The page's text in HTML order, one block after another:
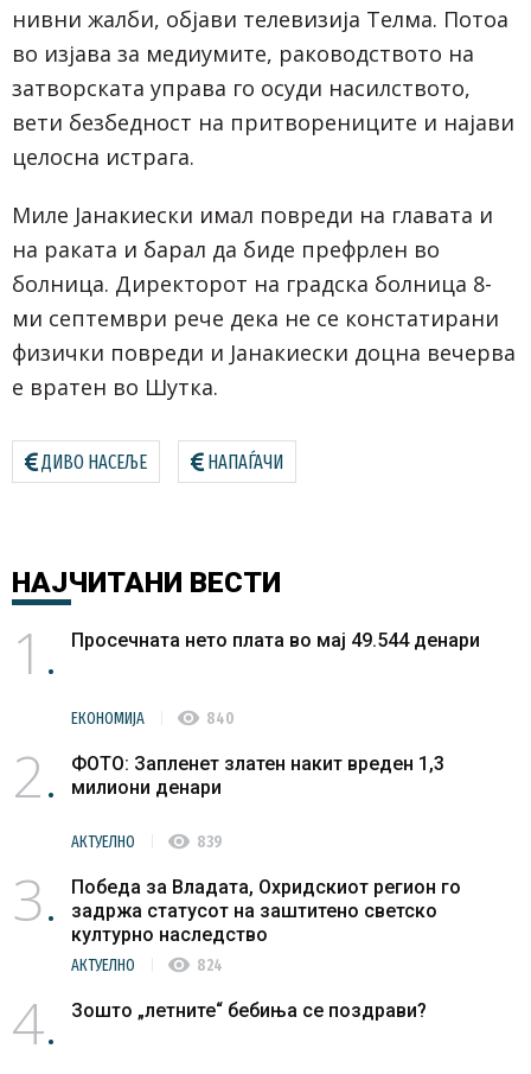
нивни жалби, објави телевизија Телма. Потоа
во изјава за медиумите, раководството на
затворската управа го осуди насилството,
вети безбедност на притворениците и најави
целосна истрага.
Миле Јанакиески имал повреди на главата и
на раката и барал да биде префрлен во
болница. Директорот на градска болница 8-
ми септември рече дека не се констатирани
физички повреди и Јанакиески доцна вечерва
е вратен во Шутка.
ДИВО НАСЕЉЕ НАПАЃАЧИ
НАЈЧИТАНИ ВЕСТИ
1 Просечната нето плата во мај 49.544 денари
ЕКОНОМИЈА visibility 840
2
ФОТО: Запленет златен накит вреден 1,3
милиони денари
АКТУЕЛНО visibility 839
3
Победа за Владата, Охридскиот регион го
задржа статусот на заштитено светско
културно наследство
АКТУЕЛНО visibility 824
4 Зошто „летните“ бебиња се поздрави?